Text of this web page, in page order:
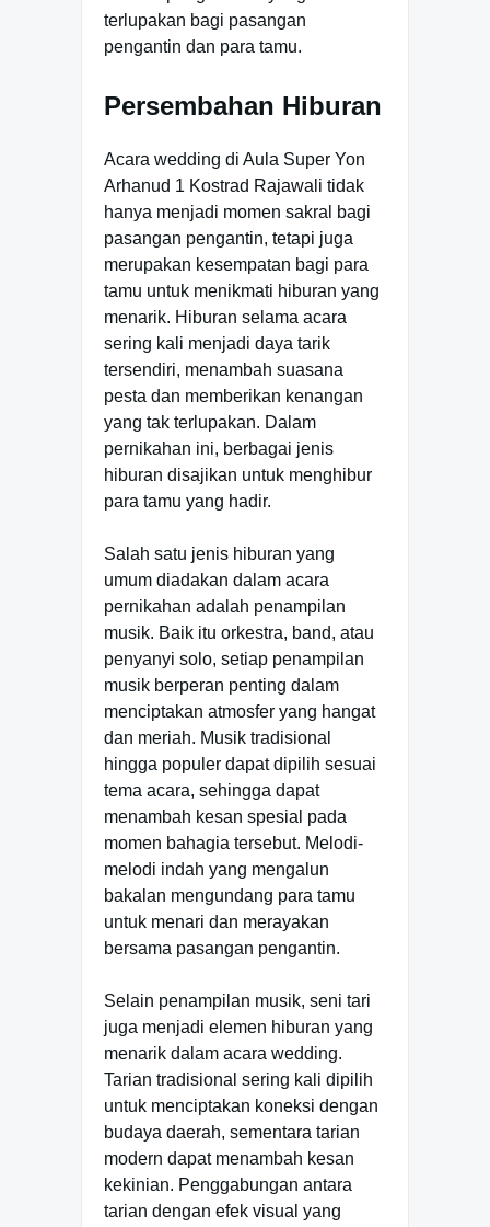
terlupakan bagi pasangan
pengantin dan para tamu.
Persembahan Hiburan
Acara wedding di Aula Super Yon
Arhanud 1 Kostrad Rajawali tidak
hanya menjadi momen sakral bagi
pasangan pengantin, tetapi juga
merupakan kesempatan bagi para
tamu untuk menikmati hiburan yang
menarik. Hiburan selama acara
sering kali menjadi daya tarik
tersendiri, menambah suasana
pesta dan memberikan kenangan
yang tak terlupakan. Dalam
pernikahan ini, berbagai jenis
hiburan disajikan untuk menghibur
para tamu yang hadir.
Salah satu jenis hiburan yang
umum diadakan dalam acara
pernikahan adalah penampilan
musik. Baik itu orkestra, band, atau
penyanyi solo, setiap penampilan
musik berperan penting dalam
menciptakan atmosfer yang hangat
dan meriah. Musik tradisional
hingga populer dapat dipilih sesuai
tema acara, sehingga dapat
menambah kesan spesial pada
momen bahagia tersebut. Melodi-
melodi indah yang mengalun
bakalan mengundang para tamu
untuk menari dan merayakan
bersama pasangan pengantin.
Selain penampilan musik, seni tari
juga menjadi elemen hiburan yang
menarik dalam acara wedding.
Tarian tradisional sering kali dipilih
untuk menciptakan koneksi dengan
budaya daerah, sementara tarian
modern dapat menambah kesan
kekinian. Penggabungan antara
tarian dengan efek visual yang